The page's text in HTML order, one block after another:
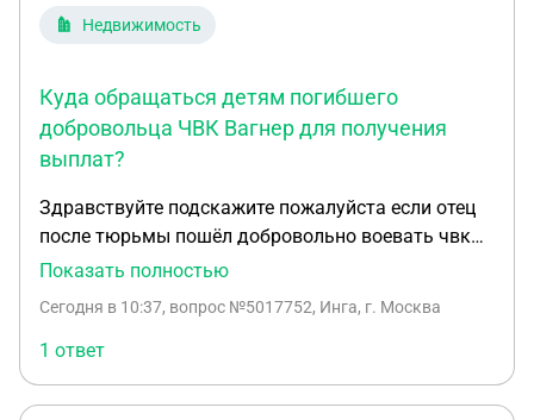
Недвижимость
Куда обращаться детям погибшего
добровольца ЧВК Вагнер для получения
выплат?
Здравствуйте подскажите пожалуйста если отец
после тюрьмы пошёл добровольно воевать чвк
Вагнер и погиб детям только выдали
говорят еще медаль за отвагу должна быть днк
всё сделали все его сделали социальную пенсию ,
а не военную куда обращаться подскажите
родственники говорят ничего никто не получал
Показать полностью
Сегодня в 10:37, вопрос №5017752, Инга, г. Москва
1 ответ